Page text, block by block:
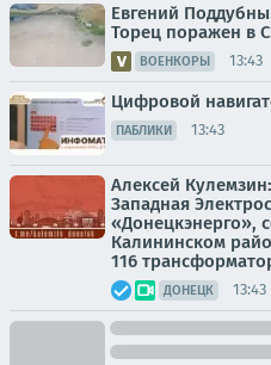
Евгений
Торец поражен в
ВОЕНКОРЫ 13:43
Цифровой
ПАБЛИКИ 13:43
Алексей
Западная
«Донецкэнерго»,
Калининском
116
ДОНЕЦК 13:43